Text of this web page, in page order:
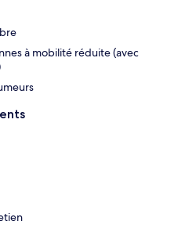
à mobilité réduite (avec